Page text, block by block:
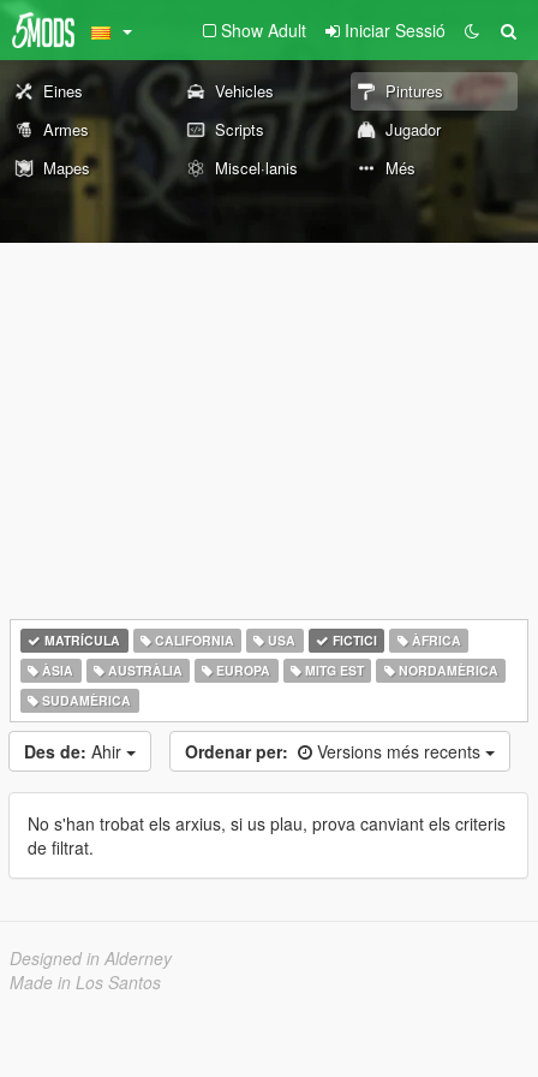
Show Adult Iniciar Sessió
Eines Vehicles
Pintures
Armes
Scripts
Jugador
Mapes
Miscel·lanis Més
MATRÍCULA CALIFORNIA USA FICTICI
ÀFRICA
ÀSIA
AUSTRÀLIA EUROPA MITG EST
NORDAMÈRICA
SUDAMÈRICA
Des de: Ahir Ordenar per: Versions més recents
No s'han trobat els arxius, si us plau, prova canviant els criteris
de filtrat.
Designed in Alderney
Made in Los Santos